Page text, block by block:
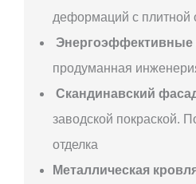
деформаций с плитной
Энергоэффективные
продуманная
Скандинавский
заводской покраской.
отделка
Металлическая